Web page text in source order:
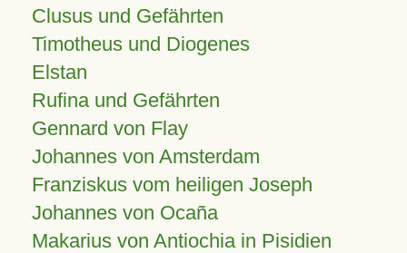
Clusus und Gefährten
Timotheus und Diogenes
Elstan
Rufina und Gefährten
Gennard von Flay
Johannes von Amsterdam
Franziskus vom heiligen Joseph
Johannes von Ocaña
Makarius von Antiochia in Pisidien